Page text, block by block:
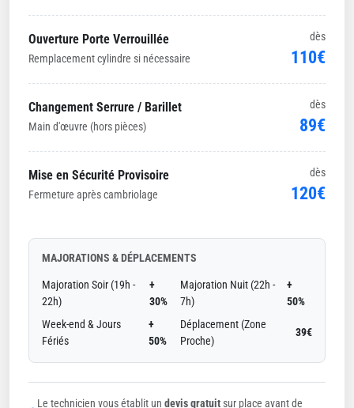
Ouverture Porte Verrouillée
Remplacement cylindre si nécessaire
dès
110€
Changement Serrure / Barillet
Main d'œuvre (hors pièces)
dès
89€
Mise en Sécurité Provisoire
Fermeture après cambriolage
dès
120€
MAJORATIONS & DÉPLACEMENTS
Majoration Soir (19h -
22h)
+
30%
Majoration Nuit (22h -
7h)
+
50%
Week-end & Jours
Fériés
+
50%
Déplacement (Zone
Proche)
39€
Le technicien vous établit un devis gratuitsur place avant de